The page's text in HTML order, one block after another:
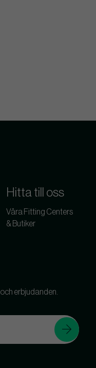
Hitta till oss
Våra Fitting Centers
& Butiker
erbjudanden.